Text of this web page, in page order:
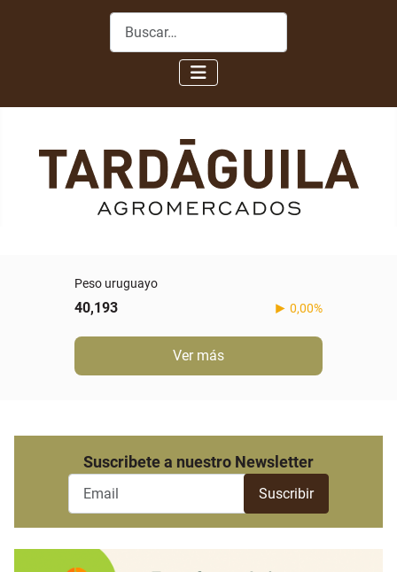
Buscar
Peso uruguayo
40,193 0,00%
Ver más
Suscribete a nuestro Newsletter